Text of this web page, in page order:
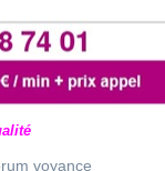
voyance